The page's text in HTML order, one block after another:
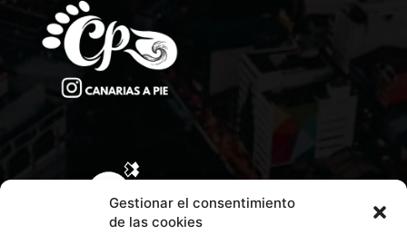
Gestionar el consentimiento
de las cookies